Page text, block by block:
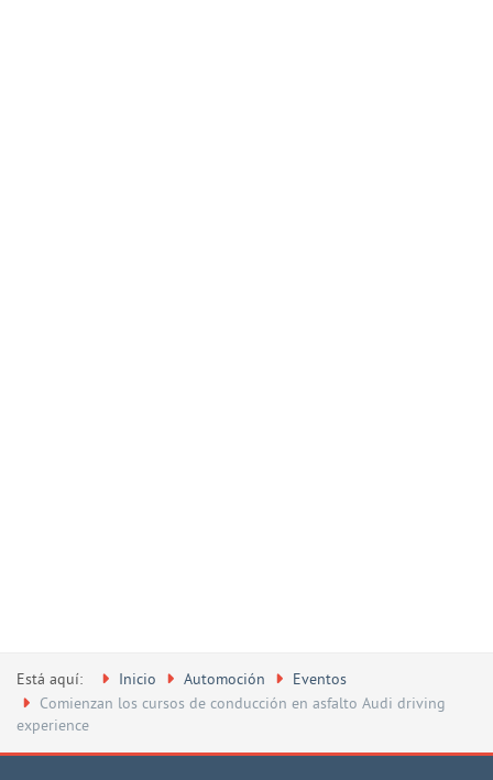
Está aquí: Inicio Automoción
Eventos
Comienzan los cursos de conducción en asfalto Audi driving
experience